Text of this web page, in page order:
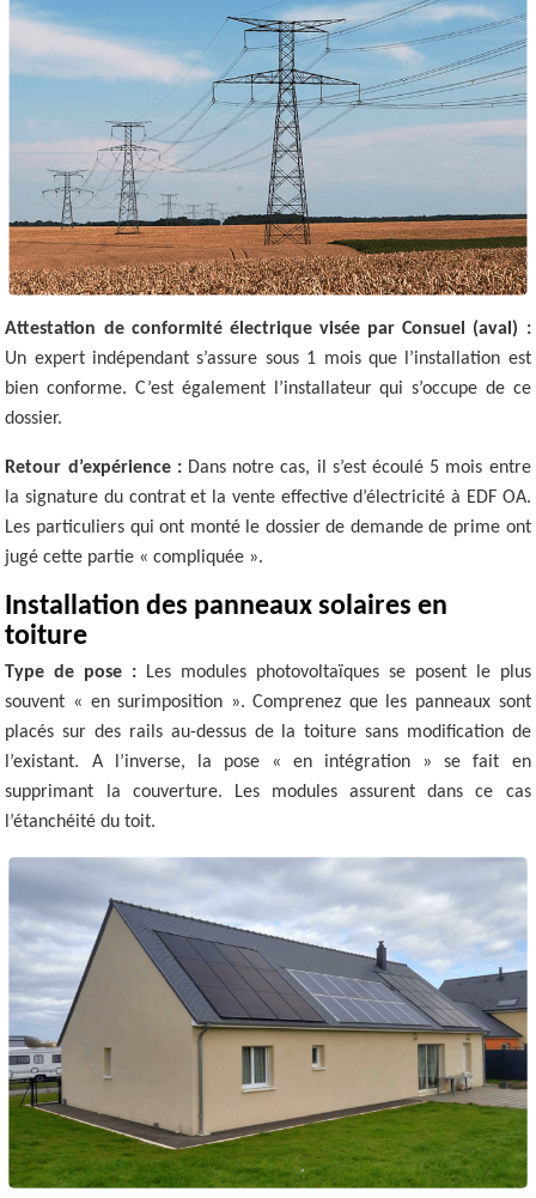
Attestation de conformité électrique visée par Consuel (aval) :
Un expert indépendant s’assure sous 1 mois que l’installation est
bien conforme. C’est également l’installateur qui s’occupe de ce
dossier.
Retour d’expérience :Dans notre cas, il s’est écoulé 5 mois entre
la signature du contrat et la vente effective d’électricité à EDF OA.
Les particuliers qui ont monté le dossier de demande de prime ont
jugé cette partie « compliquée ».
Installation des panneaux solaires en
toiture
Type de pose : Les modules photovoltaïques se posent le plus
souvent « en surimposition ». Comprenez que les panneaux sont
placés sur des rails au-dessus de la toiture sans modification de
l’existant. A l’inverse, la pose « en intégration » se fait en
supprimant la couverture. Les modules assurent dans ce cas
l’étanchéité du toit.